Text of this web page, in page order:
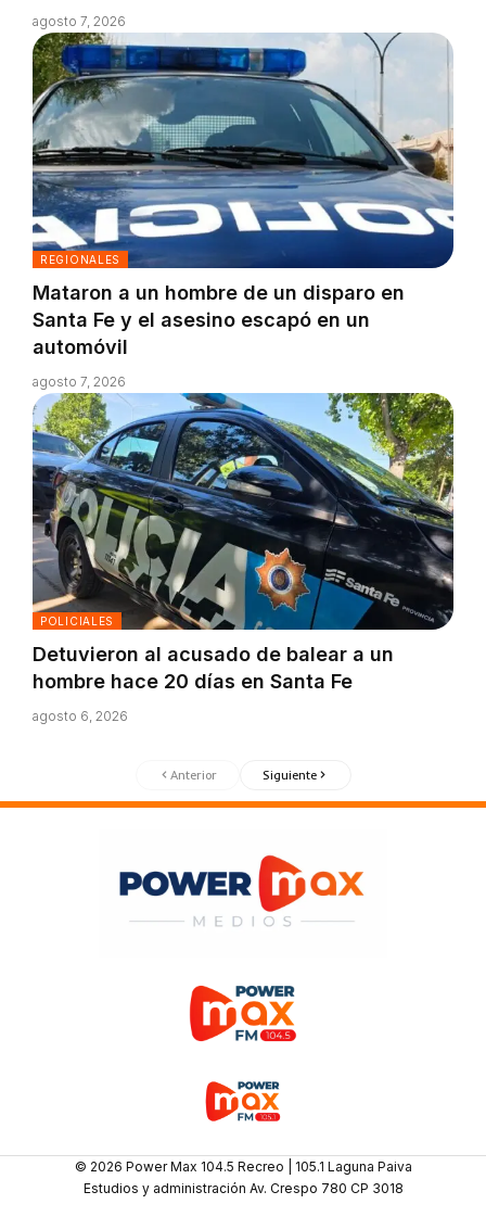
agosto 7, 2026
REGIONALES
Mataron a un hombre de un disparo en
Santa Fe y el asesino escapó en un
automóvil
agosto 7, 2026
POLICIALES
Detuvieron al acusado de balear a un
hombre hace 20 días en Santa Fe
agosto 6, 2026
Anterior Siguiente
© 2026 Power Max 104.5 Recreo | 105.1 Laguna Paiva
Estudios y administración Av. Crespo 780 CP 3018